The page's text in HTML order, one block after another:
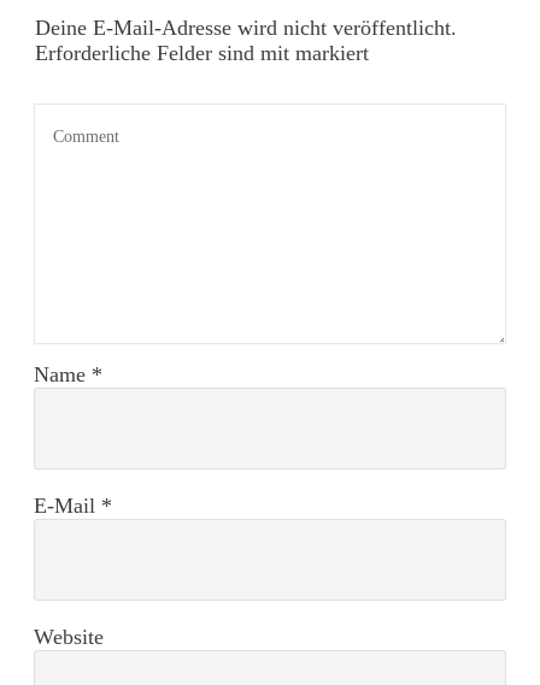
Deine E-Mail-Adresse wird nicht veröffentlicht.
Erforderliche Felder sind mit markiert
Name *
E-Mail *
Website